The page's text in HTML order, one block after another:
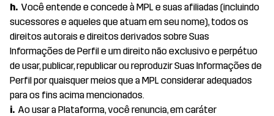
h. Você entende e concede à MPL e suas afiliadas (incluindo
sucessores e aqueles que atuam em seu nome), todos os
direitos autorais e direitos derivados sobre Suas
Informações de Perfil e um direito não exclusivo e perpétuo
de usar, publicar, republicar ou reproduzir Suas Informações de
Perfil por quaisquer meios que a MPL considerar adequados
para os fins acima mencionados.
i. Ao usar a Plataforma, você renuncia, em caráter